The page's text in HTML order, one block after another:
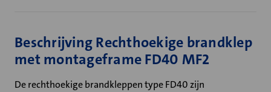
Beschrijving Rechthoekige brandklep
met montageframe FD40 MF2
De rechthoekige brandkleppen type FD40 zijn